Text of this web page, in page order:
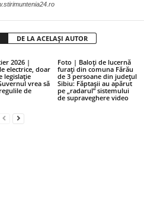
DE LA ACELAȘI AUTOR
2026 |
electrice, doar
legislație
vrea să
de
Foto | Baloți de lucernă
furați din comuna Fărău
de 3 persoane din județul
Sibiu: Făptașii au apărut
pe „radarul” sistemului
de supraveghere video